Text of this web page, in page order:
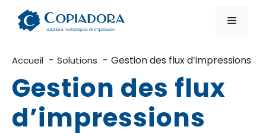
contenu
Menu
Accueil Solutions Gestion des flux d’impressions
Gestion des flux
d’impressions